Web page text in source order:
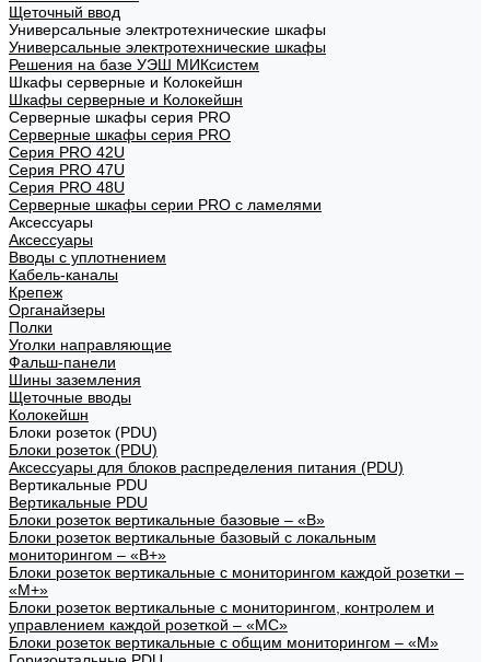
Щеточный ввод
Универсальные электротехнические шкафы
Универсальные электротехнические шкафы
Решения на базе УЭШ МИКсистем
Шкафы серверные и Колокейшн
Шкафы серверные и Колокейшн
Серверные шкафы серия PRO
Серверные шкафы серия PRO
Серия PRO 42U
Серия PRO 47U
Серия PRO 48U
Серверные шкафы серии PRO с ламелями
Аксессуары
Аксессуары
Вводы с уплотнением
Кабель-каналы
Крепеж
Органайзеры
Полки
Уголки направляющие
Фальш-панели
Шины заземления
Щеточные вводы
Колокейшн
Блоки розеток (PDU)
Блоки розеток (PDU)
Аксессуары для блоков распределения питания (PDU)
Вертикальные PDU
Вертикальные PDU
Блоки розеток вертикальные базовые – «В»
Блоки розеток вертикальные базовый с локальным
мониторингом – «В+»
Блоки розеток вертикальные с мониторингом каждой розетки –
«М+»
Блоки розеток вертикальные с мониторингом, контролем и
управлением каждой розеткой – «МС»
Блоки розеток вертикальные с общим мониторингом – «М»